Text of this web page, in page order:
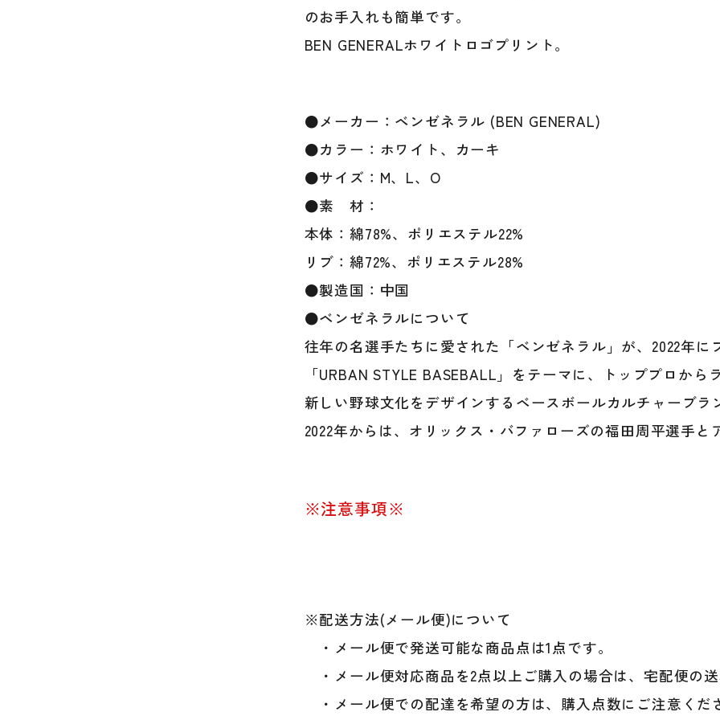
ア
長
袖
シ
ャ
ツ
のお手入れも簡単です。
BEN GENERALホワイトロゴプリント。
●メーカー：ベンゼネラル (BEN GENERAL)
●カラー：ホワイト、カーキ
●サイズ：M、L、O
●素 材：
本体：綿78%、ポリエステル22%
リブ：綿72%、ポリエステル28%
●製造国：中国
●ベンゼネラルについて
往年の名選手たちに愛された「ベンゼネラル」が、2022年に
「URBAN STYLE BASEBALL」をテーマに、トッププロから
新しい野球文化をデザインするベースボールカルチャーブラ
2022年からは、オリックス・バファローズの福田周平選手と
※注意事項※
※配送方法(メール便)について
・メール便で発送可能な商品点は1点です。
・メール便対応商品を2点以上ご購入の場合は、宅配便の送
・メール便での配達を希望の方は、購入点数にご注意くだ